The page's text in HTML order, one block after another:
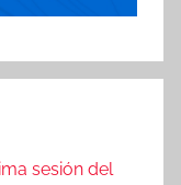
sesión del